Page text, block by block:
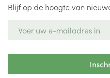
Blijf op de hoogte van